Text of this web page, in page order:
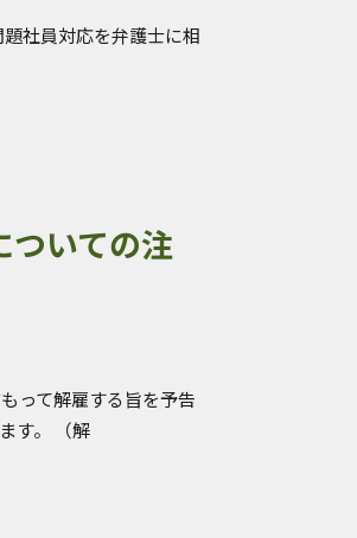
社員対応を弁護士に相
ついての注
って解雇する旨を予告
す。 （解